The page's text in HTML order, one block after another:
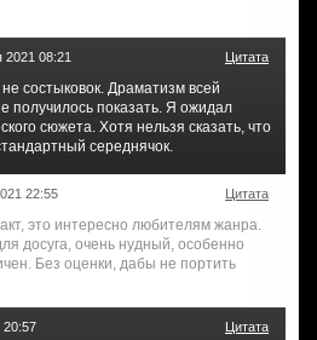
2021 08:21 Цитата
состыковок. Драматизм всей
получилось показать. Я ожидал
сюжета. Хотя нельзя сказать, что
середнячок.
22:55 Цитата
это интересно любителям жанра.
досуга, очень нудный, особенно
Без оценки, дабы не портить
20:57 Цитата